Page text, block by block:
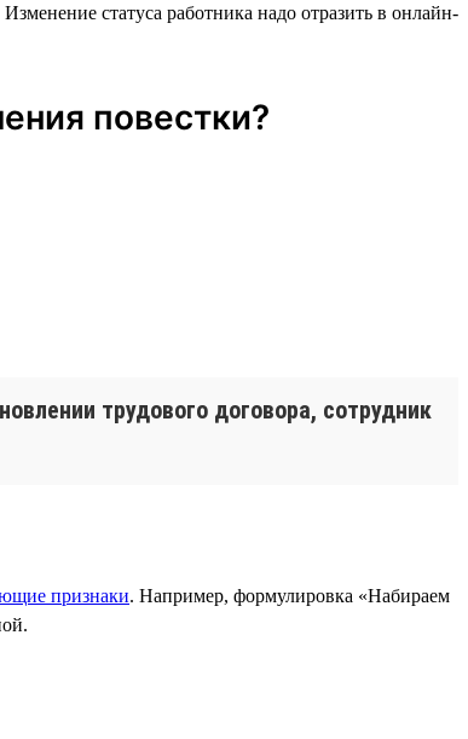
статуса работника надо отразить в онлайн-
повестки?
трудового договора, сотрудник
признаки. Например, формулировка «Набираем